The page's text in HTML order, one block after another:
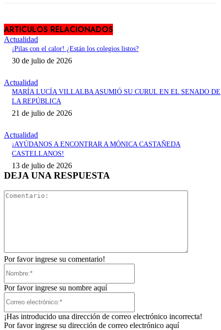
ARTICULOS RELACIONADOS
Actualidad
¡Pilas con el calor! ¿Están los colegios listos?
30 de julio de 2026
Actualidad
MARÍA LUCÍA VILLALBA ASUMIÓ SU CURUL EN EL SENADO DE
LA REPÚBLICA
21 de julio de 2026
Actualidad
¡AYÚDANOS A ENCONTRAR A MÓNICA CASTAÑEDA
CASTELLANOS!
13 de julio de 2026
DEJA UNA RESPUESTA
Por favor ingrese su comentario!
Por favor ingrese su nombre aquí
¡Has introducido una dirección de correo electrónico incorrecta!
Por favor ingrese su dirección de correo electrónico aquí